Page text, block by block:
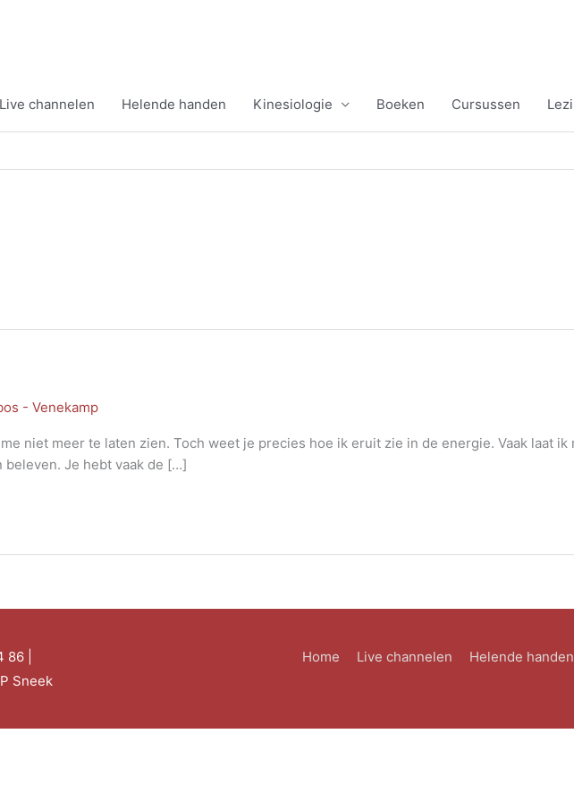
Live channelen Helende handen Kinesiologie Boeken Cursussen
- Venekamp
niet meer te laten zien. Toch weet je precies hoe ik eruit zie in de energie. Vaak laat
Je hebt vaak de […]
86 |
Sneek
Home Live channelen Helende handen